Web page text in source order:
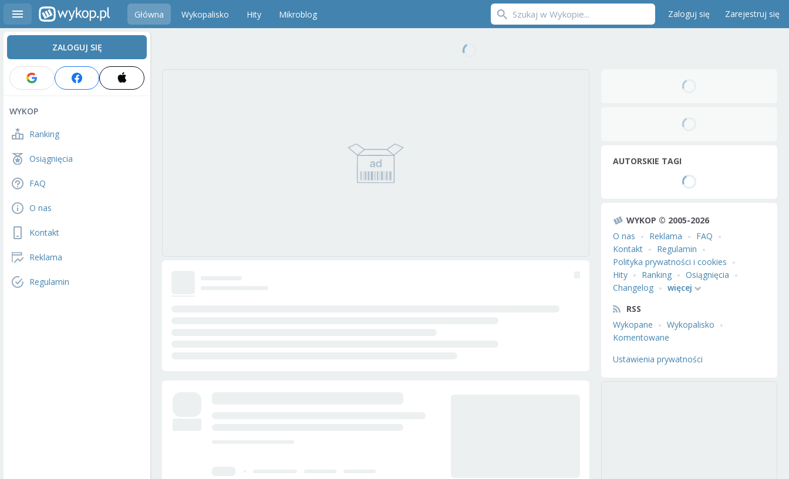
Główna Wykopalisko Hity Mikroblog Zaloguj się Zarejestruj się
ZALOGUJ SIĘ
WYKOP
Ranking
Osiągnięcia
FAQ
O nas
Kontakt
Reklama
Regulamin
AUTORSKIE TAGI
WYKOP © 2005-2026
O nas
Reklama
FAQ
Kontakt
Regulamin
Polityka prywatności i cookies
Hity
Ranking
Osiągnięcia
Changelog
więcej
RSS
Wykopane
Wykopalisko
Komentowane
Ustawienia prywatności